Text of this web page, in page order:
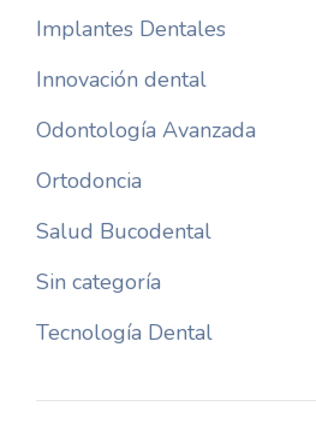
Implantes Dentales
Innovación dental
Odontología Avanzada
Ortodoncia
Salud Bucodental
Sin categoría
Tecnología Dental